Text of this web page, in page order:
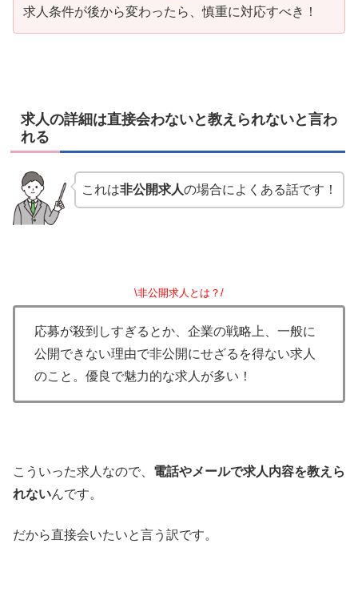
求人条件が後から変わったら、慎重に対応すべき！
求人の詳細は直接会わないと教えられないと言わ
れる
これは非公開求人の場合によくある話です！
\非公開求人とは？/
応募が殺到しすぎるとか、企業の戦略上、一般に
公開できない理由で非公開にせざるを得ない求人
のこと。優良で魅力的な求人が多い！
こういった求人なので、 電話やメールで求人内容を教えら
れないんです。
だから直接会いたいと言う訳です。